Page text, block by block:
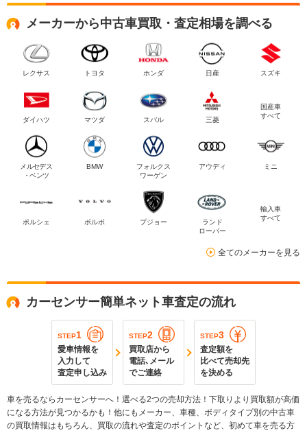
メーカーから中古車買取・査定相場を調べる
レクサス トヨタ ホンダ 日産 スズキ
ダイハツ マツダ スバル 三菱
国産車
すべて
メルセデス
・ベンツ
BMW
フォルクス
ワーゲン
アウディ ミニ
ポルシェ ボルボ プジョー
ランド
ローバー
輸入車
すべて
全てのメーカーを見る
カーセンサー簡単ネット車査定の流れ
STEP1
愛車情報を
入力して
査定申し込み
STEP2
買取店から
電話､メール
でご連絡
STEP3
査定額を
比べて売却先
を決める
車を売るならカーセンサーへ！選べる2つの売却方法！下取りより買取額が高価
になる方法が見つかるかも！他にもメーカー、車種、ボディタイプ別の中古車
の買取情報はもちろん、買取の流れや査定のポイントなど、初めて車を売る方